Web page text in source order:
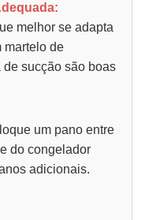
melhor se adapta
martelo de
de sucção são boas
um pano entre
do congelador
adicionais.